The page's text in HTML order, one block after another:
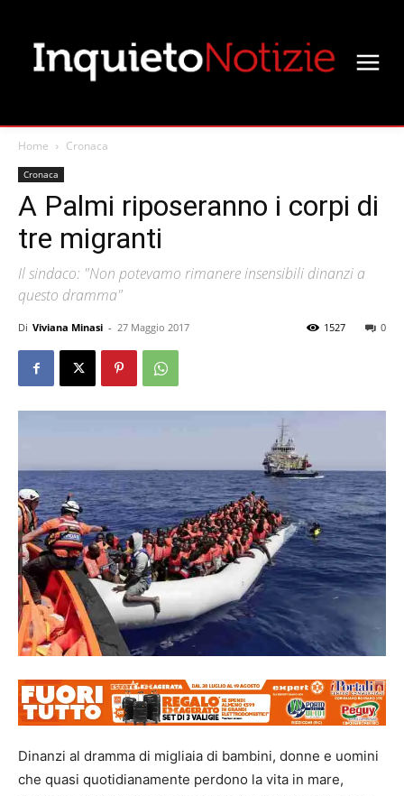
Home Cronaca
Cronaca
A Palmi riposeranno i corpi di
tre migranti
Il sindaco: "Non potevamo rimanere insensibili dinanzi a
questo dramma"
Di Viviana Minasi - 27 Maggio 2017 0
1527
Dinanzi al dramma di migliaia di bambini, donne e uomini
che quasi quotidianamente perdono la vita in mare,